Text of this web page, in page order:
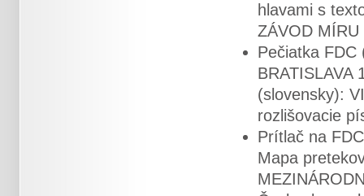
hlavami s
ZÁVOD
Pečiatka FDC
BRATISLAVA
(slovensky):
rozlišovacie
Prítlač na
Mapa